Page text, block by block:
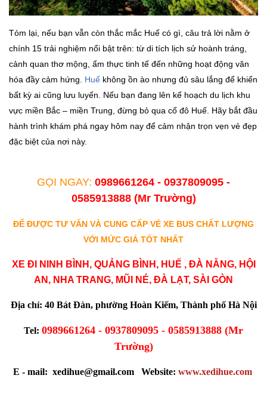
Tóm lại, nếu bạn vẫn còn thắc mắc Huế có gì, câu trả lời nằm ở
chính 15 trải nghiệm nổi bật trên: từ di tích lịch sử hoành tráng,
cảnh quan thơ mộng, ẩm thực tinh tế đến những hoạt động văn
hóa đầy cảm hứng. Huế không ồn ào nhưng đủ sâu lắng để khiến
bất kỳ ai cũng lưu luyến. Nếu bạn đang lên kế hoạch du lịch khu
vực miền Bắc – miền Trung, đừng bỏ qua cố đô Huế. Hãy bắt đầu
hành trình khám phá ngay hôm nay để cảm nhận trọn vẹn vẻ đẹp
đặc biệt của nơi này.
GỌI NGAY: 0989661264 - 0937809095 -
0585913888(Mr Trường)
ĐỂ ĐƯỢC TƯ VẤN VÀ CUNG CẤP VÉ XE BUS CHẤT LƯỢNG
VỚI MỨC GIÁ TỐT NHẤT
XE ĐI NINH BÌNH, QUẢNG BÌNH, H UẾ , ĐÀ NẴNG, HỘI
AN, NHA TRANG, MŨI NÉ, ĐÀ LẠT, SÀI GÒN
Địa chỉ: 40 Bát Đàn, phường Hoàn Kiếm, Thành phố Hà Nội
Tel: 0989661264 - 0937809095 - 0585913888 (Mr
Trường)
E - mail: xedihue@gmail.com Website: www.xedihue.com